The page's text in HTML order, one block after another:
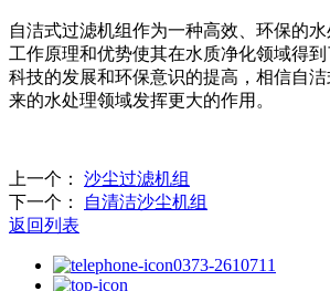
自洁式过滤机组作为一种高效、环保的
工作原理和优势使其在水质净化领域得
科技的发展和环保意识的提高，相信自
来的水处理领域发挥更大的作用。
上一个：
沙尘过滤机组
下一个：
自清洁沙尘机组
返回列表
0373-2610711